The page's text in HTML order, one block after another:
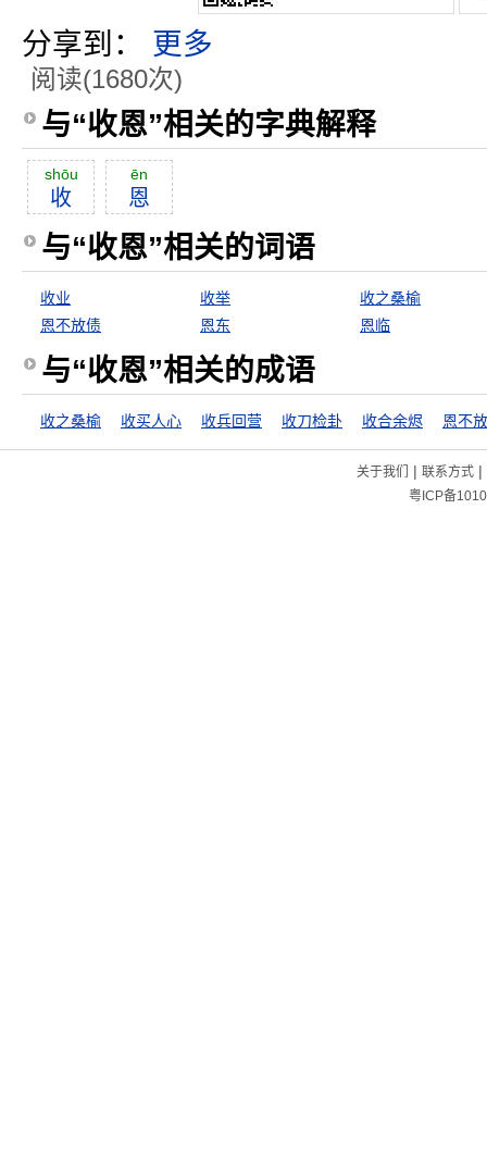
分享到： 更多
阅读(1680次)
与“收恩”相关的字典解释
shōu
收
ēn
恩
与“收恩”相关的词语
收业 收举
收之桑榆
恩不放债
恩东 恩临
与“收恩”相关的成语
收之桑榆 收买人心 收兵回营 收刀检卦 收合余烬 恩不
关于我们 | 联系方式|
粤ICP备